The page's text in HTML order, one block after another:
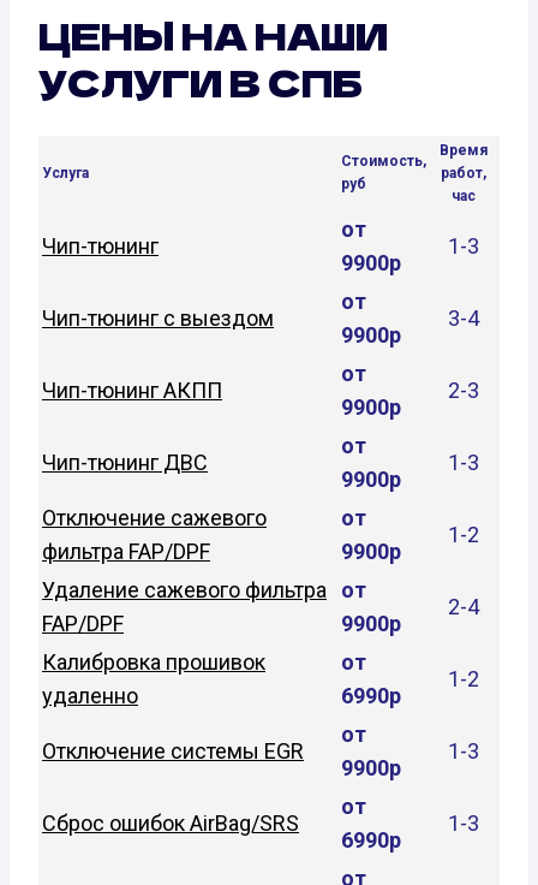
ЦЕНЫ НА НАШИ
УСЛУГИ В СПБ
Услуга
Стоимость,
руб
Время
работ,
час
Чип-тюнинг
от
9900р
1-3
Чип-тюнинг с выездом
от
9900р
3-4
Чип-тюнинг АКПП
от
9900р
2-3
Чип-тюнинг ДВС
от
9900р
1-3
Отключение сажевого
фильтра FAP/DPF
от
9900р
1-2
Удаление сажевого фильтра
FAP/DPF
от
9900р
2-4
Калибровка прошивок
удаленно
от
6990р
1-2
Отключение системы EGR
от
9900р
1-3
Сброс ошибок AirBag/SRS
от
6990р
1-3
от